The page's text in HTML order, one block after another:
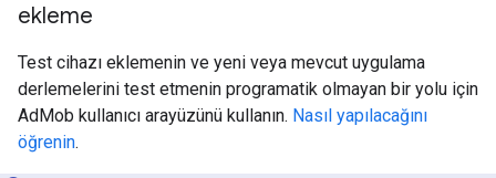
ekleme
Test cihazı eklemenin ve yeni veya mevcut uygulama
derlemelerini test etmenin programatik olmayan bir yolu için
AdMob kullanıcı arayüzünü kullanın. Nasıl yapılacağını
öğrenin.